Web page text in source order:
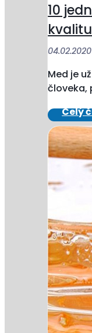
10
04.02.2020
Med je
človeka,